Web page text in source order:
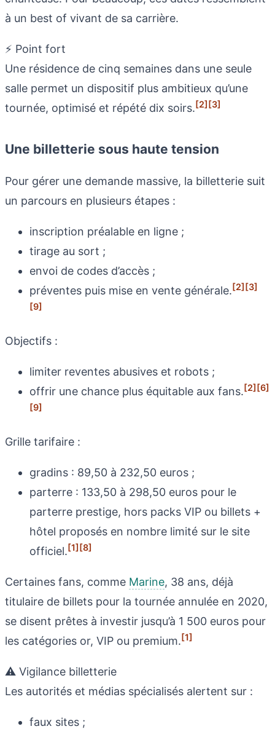
à un best of vivant de sa carrière.
⚡ Point fort
Une résidence de cinq semaines dans une seule
salle permet un dispositif plus ambitieux qu’une
tournée, optimisé et répété dix soirs.[2][3]
Une billetterie sous haute tension
Pour gérer une demande massive, la billetterie suit
un parcours en plusieurs étapes :
inscription préalable en ligne ;
tirage au sort ;
envoi de codes d’accès ;
préventes puis mise en vente générale.[2][3]
[9]
Objectifs :
limiter reventes abusives et robots ;
offrir une chance plus équitable aux fans.[2][6]
[9]
Grille tarifaire :
gradins : 89,50 à 232,50 euros ;
parterre : 133,50 à 298,50 euros pour le
parterre prestige, hors packs VIP ou billets +
hôtel proposés en nombre limité sur le site
officiel.[1][8]
Certaines fans, comme Marine, 38 ans, déjà
titulaire de billets pour la tournée annulée en 2020,
se disent prêtes à investir jusqu’à 1 500 euros pour
les catégories or, VIP ou premium.[1]
⚠️ Vigilance billetterie
Les autorités et médias spécialisés alertent sur :
faux sites ;